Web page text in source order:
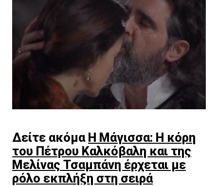
Δείτε ακόμα Η Μάγισσα: Η κόρη
του Πέτρου Καλκόβαλη και της
Μελίνας Τσαμπάνη έρχεται με
ρόλο εκπλήξη στη σειρά